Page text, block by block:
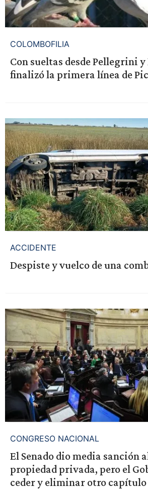
COLOMBOFILIA
Con sueltas desde Pellegrini
finalizó la primera línea de
ACCIDENTE
Despiste y vuelco de una
CONGRESO NACIONAL
El Senado dio media sanción
propiedad privada, pero el
ceder y eliminar otro capítulo